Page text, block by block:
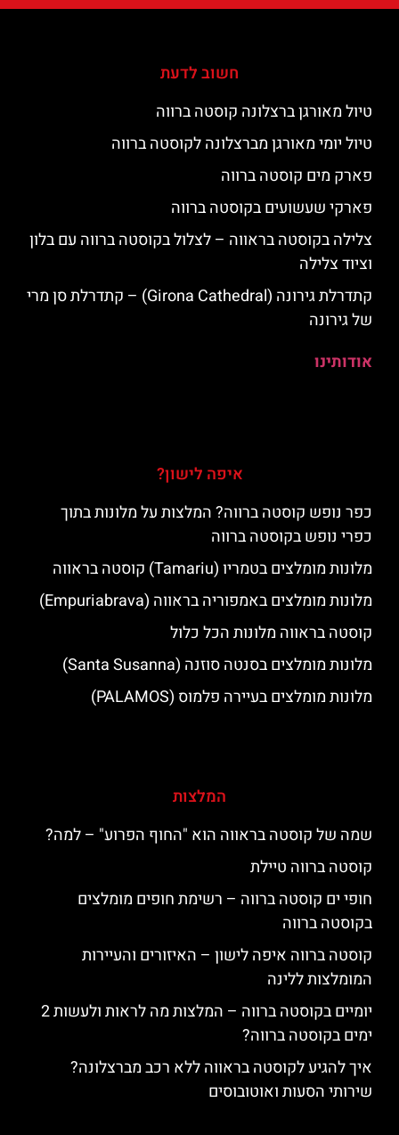
חשוב לדעת
טיול מאורגן ברצלונה קוסטה ברווה
טיול יומי מאורגן מברצלונה לקוסטה ברווה
פארק מים קוסטה ברווה
פארקי שעשועים בקוסטה ברווה
צלילה בקוסטה בראווה – לצלול בקוסטה ברווה עם בלון
וציוד צלילה
קתדרלת גירונה (Girona Cathedral) – קתדרלת סן מרי
של גירונה
אודותינו
איפה לישון?
כפר נופש קוסטה ברווה? המלצות על מלונות בתוך
כפרי נופש בקוסטה ברווה
מלונות מומלצים בטמריו (Tamariu) קוסטה בראווה
מלונות מומלצים באמפוריה בראווה (Empuriabrava)
קוסטה בראווה מלונות הכל כלול
מלונות מומלצים בסנטה סוזנה (Santa Susanna)
מלונות מומלצים בעיירה פלמוס (PALAMOS)
המלצות
שמה של קוסטה בראווה הוא "החוף הפרוע" – למה?
קוסטה ברווה טיילת
חופי ים קוסטה ברווה – רשימת חופים מומלצים
בקוסטה ברווה
קוסטה ברווה איפה לישון – האיזורים והעיירות
המומלצות ללינה
יומיים בקוסטה ברווה – המלצות מה לראות ולעשות 2
ימים בקוסטה ברווה?
איך להגיע לקוסטה בראווה ללא רכב מברצלונה?
שירותי הסעות ואוטובוסים